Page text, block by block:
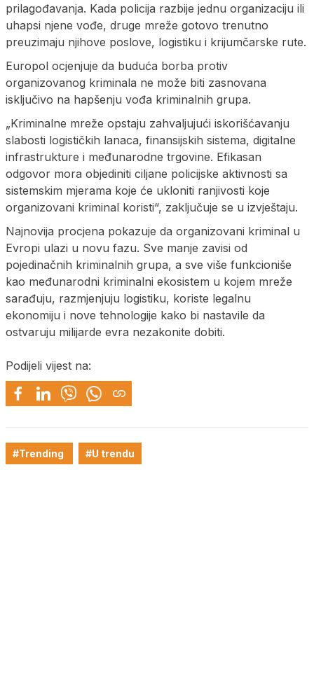
prilagođavanja. Kada policija razbije jednu organizaciju ili
uhapsi njene vođe, druge mreže gotovo trenutno
preuzimaju njihove poslove, logistiku i krijumčarske rute.
Europol ocjenjuje da buduća borba protiv
organizovanog kriminala ne može biti zasnovana
isključivo na hapšenju vođa kriminalnih grupa.
„Kriminalne mreže opstaju zahvaljujući iskorišćavanju
slabosti logističkih lanaca, finansijskih sistema, digitalne
infrastrukture i međunarodne trgovine. Efikasan
odgovor mora objediniti ciljane policijske aktivnosti sa
sistemskim mjerama koje će ukloniti ranjivosti koje
organizovani kriminal koristi“, zaključuje se u izvještaju.
Najnovija procjena pokazuje da organizovani kriminal u
Evropi ulazi u novu fazu. Sve manje zavisi od
pojedinačnih kriminalnih grupa, a sve više funkcioniše
kao međunarodni kriminalni ekosistem u kojem mreže
sarađuju, razmjenjuju logistiku, koriste legalnu
ekonomiju i nove tehnologije kako bi nastavile da
ostvaruju milijarde evra nezakonite dobiti.
Podijeli vijest na:
#Trending #U trendu